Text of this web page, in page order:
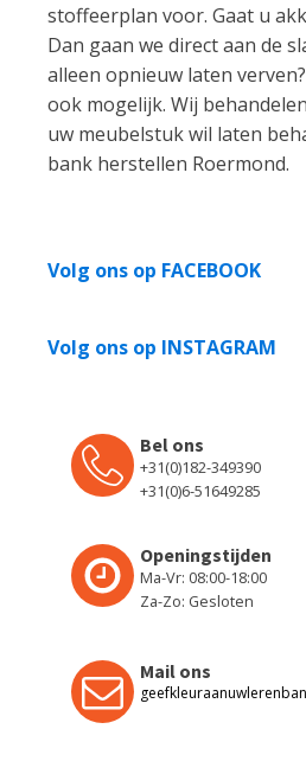
stoffeerplan voor. Gaat u
Dan gaan we direct aan de
alleen opnieuw laten
ook mogelijk. Wij
uw meubelstuk wil laten
bank herstellen Roermond.
Volg ons op FACEBOOK
Volg ons op INSTAGRAM
Bel ons
+31(0)182-349390
+31(0)6-51649285
Openingstijden
Ma-Vr: 08:00-18:00
Za-Zo: Gesloten
Mail ons